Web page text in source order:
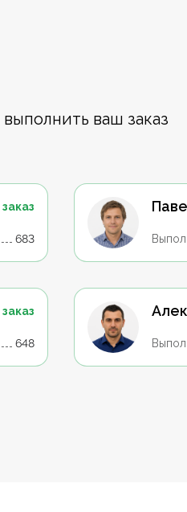
ваш заказ
683
648